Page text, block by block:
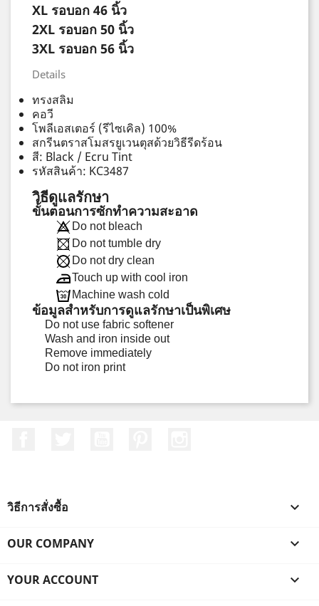
XL รอบอก 46 นิ้ว
2XL รอบอก 50 นิ้ว
3XL รอบอก 56 นิ้ว
Details
ทรงสลิม
คอวี
โพลีเอสเตอร์ (รีไซเคิล) 100%
สกรีนตราสโมสรยูเวนตุสด้วยวิธีรีดร้อน
สี: Black / Ecru Tint
รหัสสินค้า: KC3487
วิธีดูแลรักษา
ขั้นตอนการซักทำความสะอาด
Do not bleach
Do not tumble dry
Do not dry clean
Touch up with cool iron
Machine wash cold
ข้อมูลสำหรับการดูแลรักษาเป็นพิเศษ
Do not use fabric softener
Wash and iron inside out
Remove immediately
Do not iron print
วิธีการสั่งซื้อ 
OUR COMPANY 
YOUR ACCOUNT 